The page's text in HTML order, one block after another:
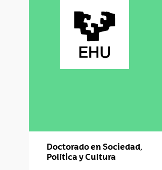
Doctorado en Sociedad,
Política y Cultura